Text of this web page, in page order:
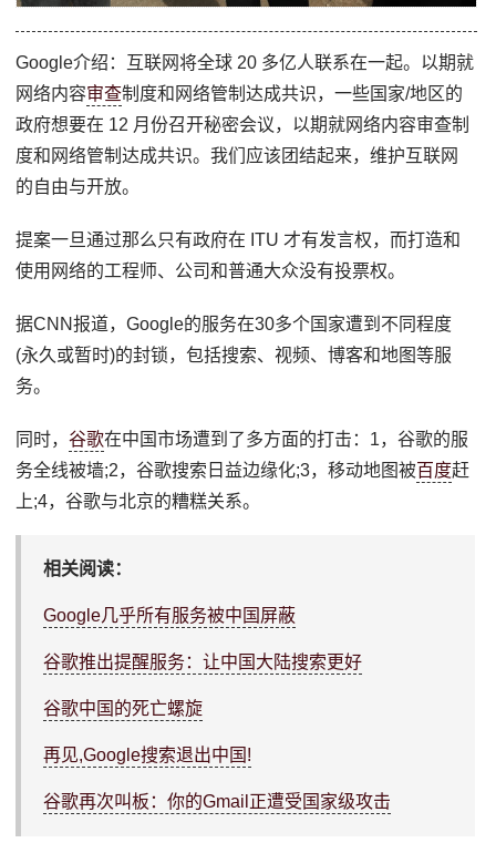
Google介绍：互联网将全球 20 多亿人联系在一起。以期就
网络内容审查制度和网络管制达成共识，一些国家/地区的
政府想要在 12 月份召开秘密会议，以期就网络内容审查制
度和网络管制达成共识。我们应该团结起来，维护互联网
的自由与开放。
提案一旦通过那么只有政府在 ITU 才有发言权，而打造和
使用网络的工程师、公司和普通大众没有投票权。
据CNN报道，Google的服务在30多个国家遭到不同程度
(永久或暂时)的封锁，包括搜索、视频、博客和地图等服
务。
同时，谷歌在中国市场遭到了多方面的打击：1，谷歌的服
务全线被墙;2，谷歌搜索日益边缘化;3，移动地图被百度赶
上;4，谷歌与北京的糟糕关系。
相关阅读：
Google几乎所有服务被中国屏蔽
谷歌推出提醒服务：让中国大陆搜索更好
谷歌中国的死亡螺旋
再见,Google搜索退出中国!
谷歌再次叫板：你的Gmail正遭受国家级攻击